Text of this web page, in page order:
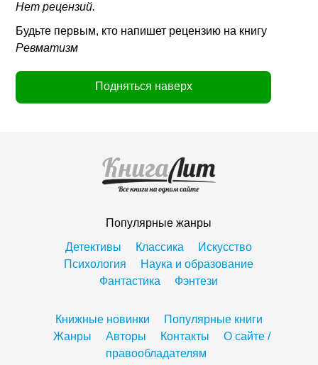
Нет рецензий.
Будьте первым, кто напишет рецензию на книгу
Ревматизм
Подняться наверх
Популярные жанры
Детективы
Классика
Искусство
Психология
Наука и образование
Фантастика
Фэнтези
Книжные новинки
Популярные книги
Жанры
Авторы Контакты
О сайте /
правообладателям